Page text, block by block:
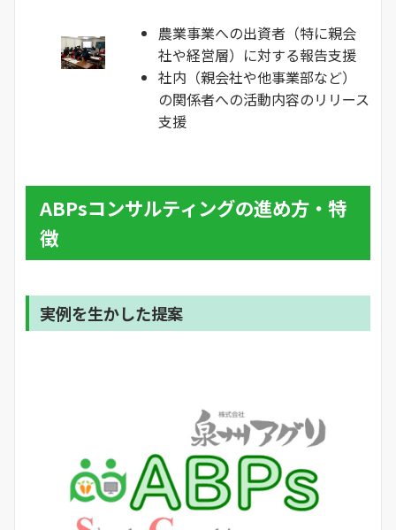
農業事業への出資者（特に親会
社や経営層）に対する報告支援
社内（親会社や他事業部など）
の関係者への活動内容のリリース
支援
ABPsコンサルティングの進め方・特
徴
実例を生かした提案